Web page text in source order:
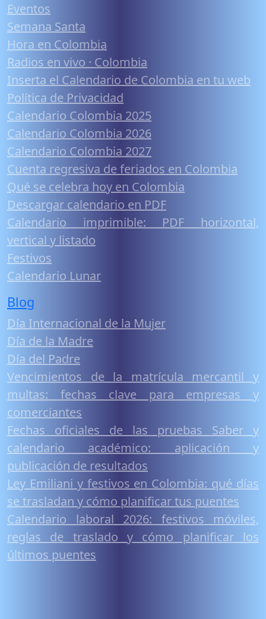
Eventos
Semana Santa
Hora en Colombia
Radios en vivo · Colombia
Inserta el Calendario de Colombia en tu web
Política de Privacidad
Calendario Colombia 2025
Calendario Colombia 2026
Calendario Colombia 2027
Cuenta regresiva de feriados en Colombia
Qué se celebra hoy en Colombia
Descargar calendario en PDF
Calendario imprimible: PDF horizontal,
vertical y listado
Festivos
Calendario Lunar
Blog
Día Internacional de la Mujer
Día de la Madre
Día del Padre
Vencimientos de la matrícula mercantil y
multas: fechas clave para empresas y
comerciantes
Fechas oficiales de las pruebas Saber y
calendario académico: aplicación y
publicación de resultados
Ley Emiliani y festivos en Colombia: qué días
se trasladan y cómo planificar tus puentes
Calendario laboral 2026: festivos móviles,
reglas de traslado y cómo planificar los
últimos puentes